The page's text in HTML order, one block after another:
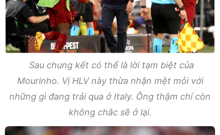
Sau chung kết có thể là lời tạm biệt của
Mourinho. Vị HLV này thừa nhận mệt mỏi với
những gì đang trải qua ở Italy. Ông thậm chí còn
không chắc sẽ ở lại.